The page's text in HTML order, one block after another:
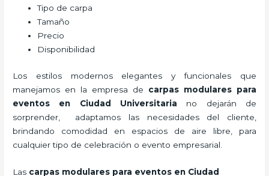
Tipo de carpa
Tamaño
Precio
Disponibilidad
Los estilos modernos elegantes y funcionales que
manejamos en la empresa de carpas modulares para
eventos en Ciudad Universitaria no dejarán de
sorprender, adaptamos las necesidades del cliente,
brindando comodidad en espacios de aire libre, para
cualquier tipo de celebración o evento empresarial.
Las carpas modulares para eventos en Ciudad